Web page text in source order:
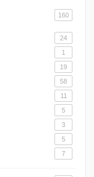
160
24
1
19
58
11
5
3
5
7